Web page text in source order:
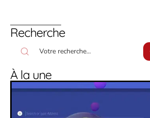
Recherche
À la une